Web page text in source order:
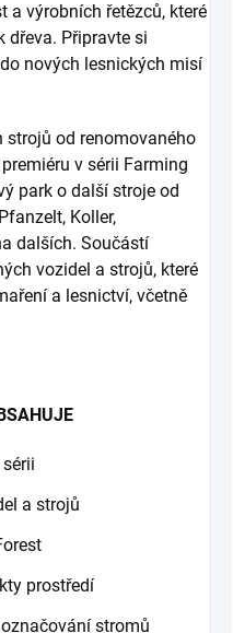
a výrobních řetězců, které
dřeva. Připravte si
nových lesnických misí
strojů od renomovaného
v sérii Farming
park o další stroje od
Koller,
dalších. Součástí
vozidel a strojů, které
a lesnictví, včetně
a strojů
prostředí
stromů